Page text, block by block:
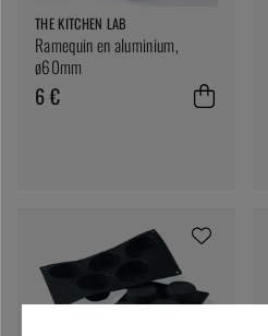
THE KITCHEN LAB
Ramequin en aluminium,
ø60mm
6 €